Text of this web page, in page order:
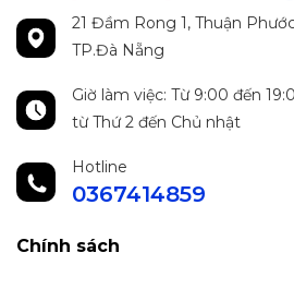
21 Đầm Rong 1, Thuận
TP.Đà Nẵng
Giờ làm việc: Từ 9:00 đến
từ Thứ 2 đến Chủ nhật
Hotline
0367414859
Chính sách